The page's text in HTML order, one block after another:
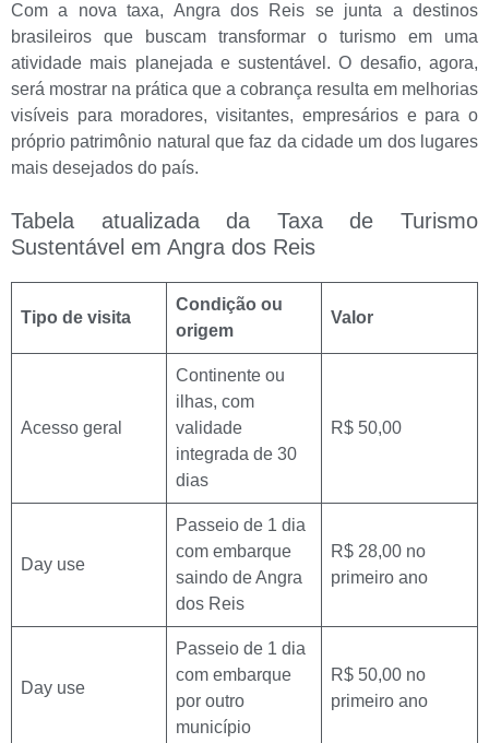
Com a nova taxa, Angra dos Reis se junta a destinos
brasileiros que buscam transformar o turismo em uma
atividade mais planejada e sustentável. O desafio, agora,
será mostrar na prática que a cobrança resulta em melhorias
visíveis para moradores, visitantes, empresários e para o
próprio patrimônio natural que faz da cidade um dos lugares
mais desejados do país.
Tabela atualizada da Taxa de Turismo
Sustentável em Angra dos Reis
Tipo de visita
Condição ou
origem
Valor
Acesso geral
Continente ou
ilhas, com
validade
integrada de 30
dias
R$ 50,00
Day use
Passeio de 1 dia
com embarque
saindo de Angra
dos Reis
R$ 28,00 no
primeiro ano
Day use
Passeio de 1 dia
com embarque
por outro
município
R$ 50,00 no
primeiro ano